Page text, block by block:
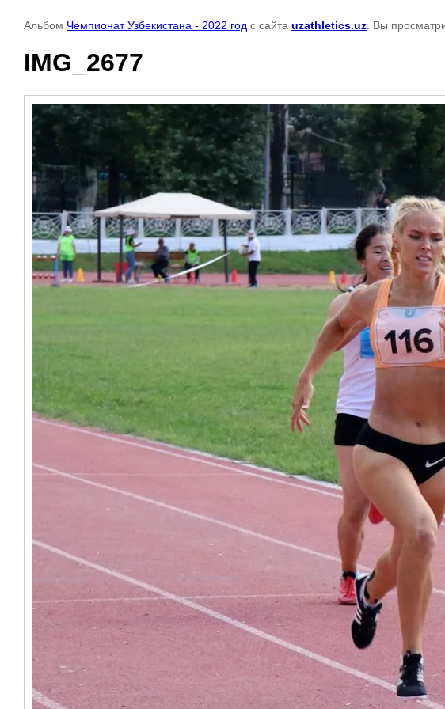
Альбом Чемпионат Узбекистана - 2022 год с сайта uzathletics.uz . Вы
IMG_2677